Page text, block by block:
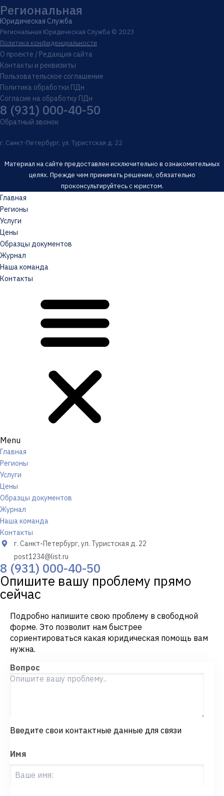
Региональная
Юридическая Служба
Региональная Юридическая Служба © 2023
Политика конфиденциальности
О проекте / Редакция сайта
Контакты и реквизиты
Пользовательское соглашение
Политика обработки ПДн
Согласие на обработку ПДн
8 (931) 000-40-50
Обратный звонок
г. Санкт-Петербург, ул. Туристская д. 22
Материал на сайте предоставлен исключительно в ознакомительных
целях. Прежде чем принимать решение, обязательно
проконсультируйтесь с юристом.
Главная
Регионы
Услуги
Цены
Образцы документов
Журнал
Наша команда
Контакты
Menu
Главная
Регионы
Услуги
Цены
Образцы документов
Журнал
Наша команда
Контакты
г. Санкт-Петербург, ул. Туристская д. 22
post1234@list.ru
8 (931) 000-40-50
Опишите вашу проблему прямо
сейчас
Подробно напишите свою проблему в свободной
форме. Это позволит нам быстрее
сориентироваться какая юридическая помощь вам
нужна.
Вопрос
Введите свои контактные данные для связи
Имя